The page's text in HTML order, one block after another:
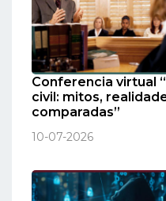
Conferencia virtual
civil: mitos,
comparadas”
10-07-2026